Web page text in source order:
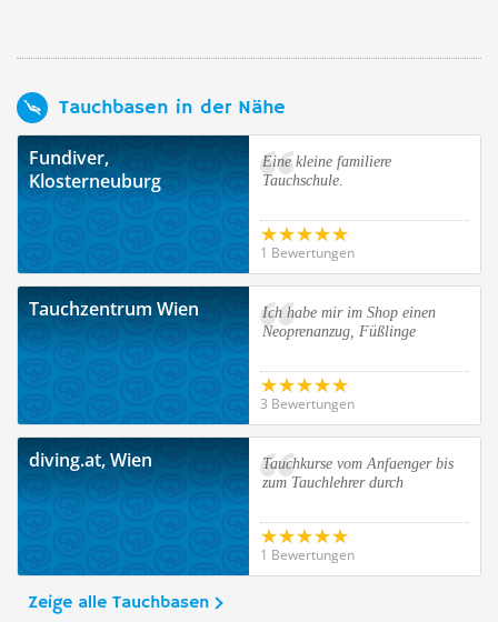
Tauchbasen in der Nähe
Fundiver,
Klosterneuburg
Eine kleine familiere
Tauchschule.
1 Bewertungen
Tauchzentrum Wien
Ich habe mir im Shop einen
Neoprenanzug, Füßlinge
3 Bewertungen
diving.at, Wien
Tauchkurse vom Anfaenger bis
zum Tauchlehrer durch
1 Bewertungen
Zeige alle Tauchbasen